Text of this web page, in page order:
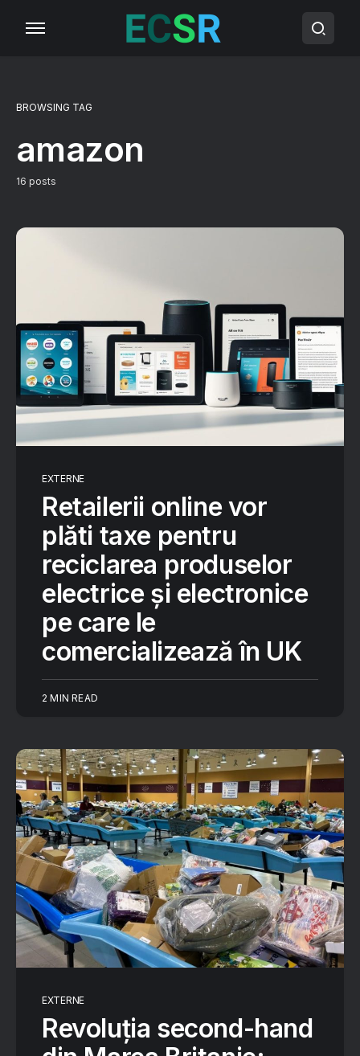
BROWSING TAG
amazon
16 posts
EXTERNE
Retailerii online vor
plăti taxe pentru
reciclarea produselor
electrice și electronice
pe care le
comercializează în UK
2 MIN READ
EXTERNE
Revoluția second-hand